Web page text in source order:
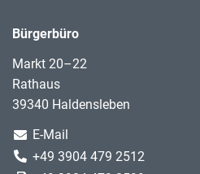
Bürgerbüro
Markt 20–22
Rathaus
39340 Haldensleben
E-Mail
+49 3904 479 2512